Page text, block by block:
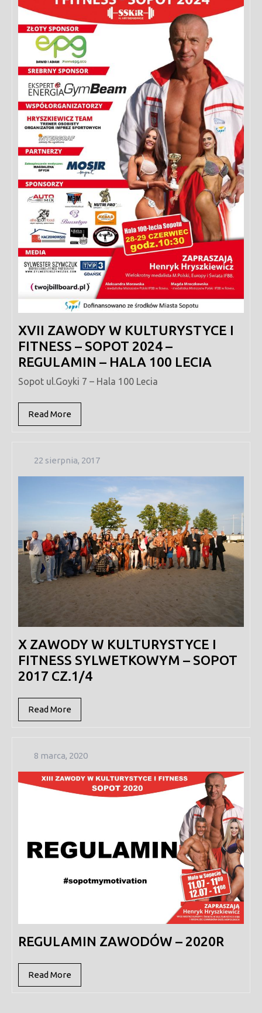
XVII ZAWODY W KULTURYSTYCE I
FITNESS – SOPOT 2024 –
REGULAMIN – HALA 100 LECIA
Sopot ul.Goyki 7 – Hala 100 Lecia
Read More
More
22 sierpnia, 201722
2017
X ZAWODY W KULTURYSTYCE I
FITNESS SYLWETKOWYM – SOPOT
2017 CZ.1/4
Read More
More
8 marca, 20208
2020
REGULAMIN ZAWODÓW – 2020R
Read More
More